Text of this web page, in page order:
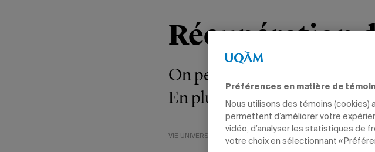
Récupération
On peut mettre toutes les
En plus, c’est pour une
VIE UNIVERSITAIRE
Préférences en matière de
Nous utilisons des témoins
permettent d’améliorer votre
vidéo, d’analyser les statistiques de
votre choix en sélectionnant «